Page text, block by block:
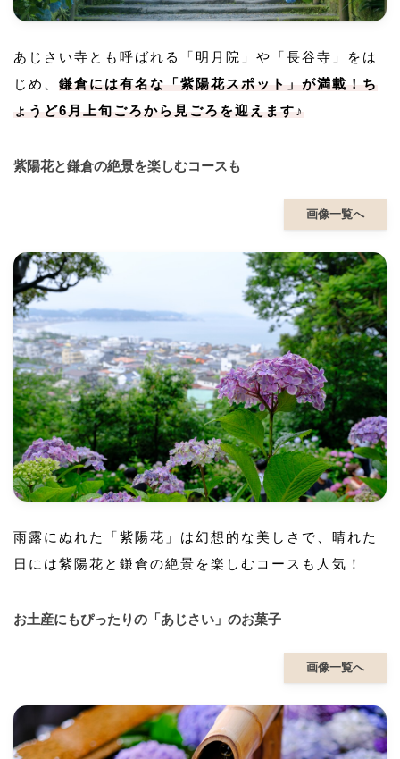
あじさい寺とも呼ばれる「明月院」や「長谷寺」をは
じめ、 鎌倉には有名な「紫陽花スポット」が満載！ち
ょうど6月上旬ごろから見ごろを迎えます♪
紫陽花と鎌倉の絶景を楽しむコースも
画像一覧へ
雨露にぬれた「紫陽花」は幻想的な美しさで、晴れた
日には紫陽花と鎌倉の絶景を楽しむコースも人気！
お土産にもぴったりの「あじさい」のお菓子
画像一覧へ